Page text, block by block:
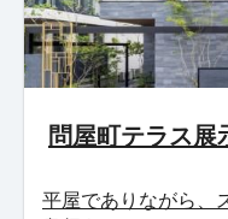
問屋町テラス展
平屋でありながら、